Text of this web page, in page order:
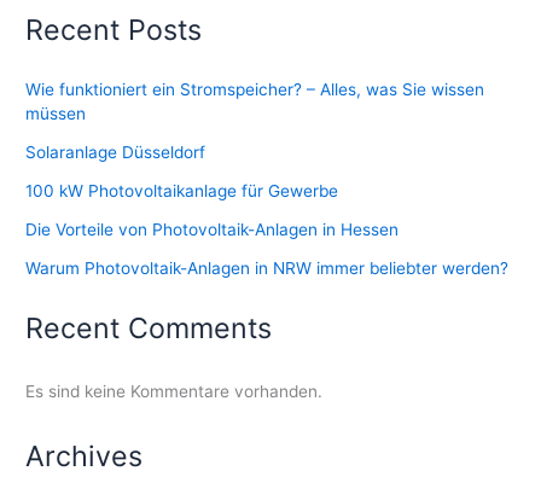
Recent Posts
Wie funktioniert ein Stromspeicher? – Alles, was Sie wissen
müssen
Solaranlage Düsseldorf
100 kW Photovoltaikanlage für Gewerbe
Die Vorteile von Photovoltaik-Anlagen in Hessen
Warum Photovoltaik-Anlagen in NRW immer beliebter werden?
Recent Comments
Es sind keine Kommentare vorhanden.
Archives